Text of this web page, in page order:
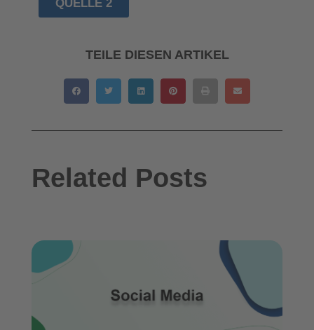
QUELLE 2
TEILE DIESEN ARTIKEL
Related Posts